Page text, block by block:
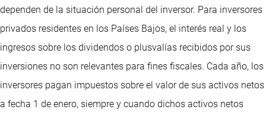
dependen de la situación personal del inversor. Para inversores
privados residentes en los Países Bajos, el interés real y los
ingresos sobre los dividendos o plusvalías recibidos por sus
inversiones no son relevantes para fines fiscales. Cada año, los
inversores pagan impuestos sobre el valor de sus activos netos
a fecha 1 de enero, siempre y cuando dichos activos netos